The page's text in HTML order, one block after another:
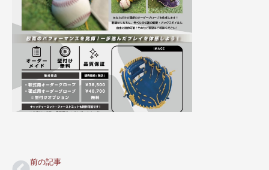
前の記事